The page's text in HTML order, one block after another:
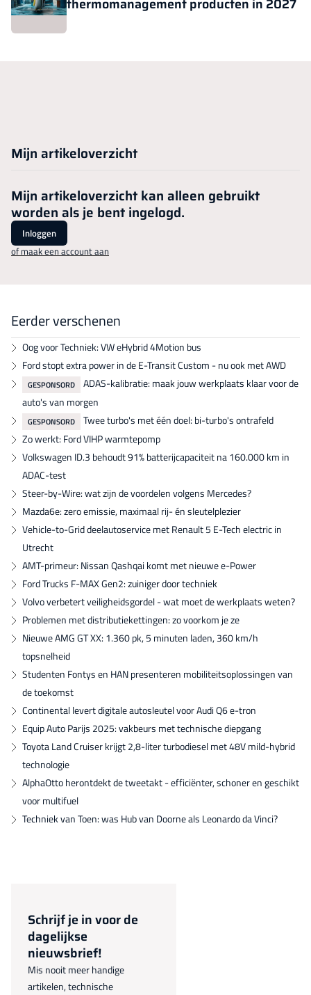
thermomanagement producten in 2027
Mijn artikeloverzicht
Mijn artikeloverzicht kan alleen gebruikt
worden als je bent ingelogd.
Inloggen
of maak een account aan
Eerder verschenen
Oog voor Techniek: VW eHybrid 4Motion bus
Ford stopt extra power in de E-Transit Custom - nu ook met AWD
GESPONSORD
ADAS-kalibratie: maak jouw werkplaats klaar voor de
auto's van morgen
GESPONSORD
Twee turbo's met één doel: bi-turbo's ontrafeld
Zo werkt: Ford VIHP warmtepomp
Volkswagen ID.3 behoudt 91% batterijcapaciteit na 160.000 km in
ADAC-test
Steer-by-Wire: wat zijn de voordelen volgens Mercedes?
Mazda6e: zero emissie, maximaal rij- én sleutelplezier
Vehicle-to-Grid deelautoservice met Renault 5 E-Tech electric in
Utrecht
AMT-primeur: Nissan Qashqai komt met nieuwe e-Power
Ford Trucks F-MAX Gen2: zuiniger door techniek
Volvo verbetert veiligheidsgordel - wat moet de werkplaats weten?
Problemen met distributiekettingen: zo voorkom je ze
Nieuwe AMG GT XX: 1.360 pk, 5 minuten laden, 360 km/h
topsnelheid
Studenten Fontys en HAN presenteren mobiliteitsoplossingen van
de toekomst
Continental levert digitale autosleutel voor Audi Q6 e-tron
Equip Auto Parijs 2025: vakbeurs met technische diepgang
Toyota Land Cruiser krijgt 2,8-liter turbodiesel met 48V mild-hybrid
technologie
AlphaOtto herontdekt de tweetakt - efficiënter, schoner en geschikt
voor multifuel
Techniek van Toen: was Hub van Doorne als Leonardo da Vinci?
Schrijf je in voor de
dagelijkse
nieuwsbrief!
Mis nooit meer handige
artikelen, technische